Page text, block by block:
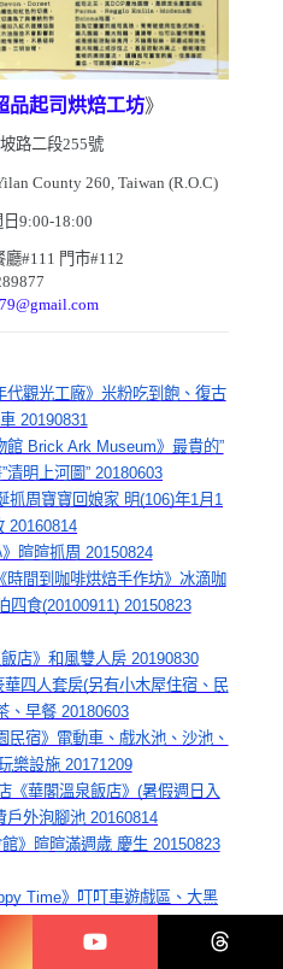
品起司烘焙工坊》
路二段255號
County 260, Taiwan (R.O.C)
9:00-18:00
廳#111 門市#112
觀光工廠》米粉吃到飽、復古
20190831
Brick Ark Museum》最貴的”
清明上河圖” 20180603
周寶寶回娘家 明(106)年1月1
20160814
暄暄抓周 20150824
間到咖啡烘焙手作坊》冰滴咖
四食(20100911) 20150823
店》和風雙人房 20190830
四人套房(另有小木屋住宿、民
、早餐 20180603
宿》電動車、戲水池、沙池、
樂設施 20171209
《華閣溫泉飯店》(暑假週日入
外泡腳池 20160814
》暄暄滿週歲 慶生 20150823
Time》叮叮車遊戲區、大黑